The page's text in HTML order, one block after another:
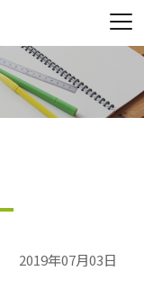
2019年07月03日